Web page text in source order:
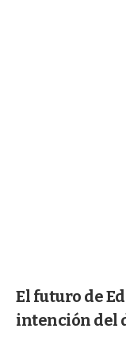
El futuro de
intención del